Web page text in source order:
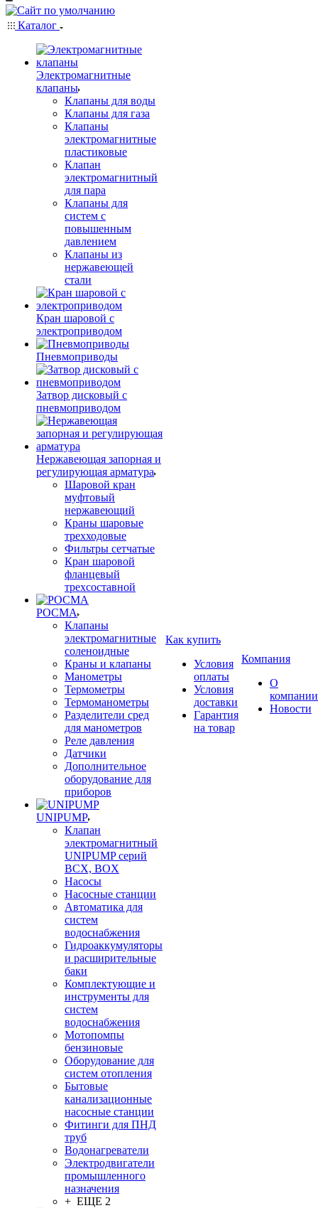
Каталог
Электромагнитные
клапаны
Клапаны для воды
Клапаны для газа
Клапаны
электромагнитные
пластиковые
Клапан
электромагнитный
для пара
Клапаны для
систем с
повышенным
давлением
Клапаны из
нержавеющей
стали
Кран шаровой с
электроприводом
Пневмоприводы
Затвор дисковый с
пневмоприводом
Нержавеющая запорная и
регулирующая арматура
Шаровой кран
муфтовый
нержавеющий
Краны шаровые
трехходовые
Фильтры сетчатые
Кран шаровой
фланцевый
трехсоставной
РОСМА
Клапаны
электромагнитные
соленоидные
Краны и клапаны
Манометры
Термометры
Термоманометры
Разделители сред
для манометров
Реле давления
Датчики
Дополнительное
оборудование для
приборов
UNIPUMP
Клапан
электромагнитный
UNIPUMP серий
BCX, BOX
Насосы
Насосные станции
Автоматика для
систем
водоснабжения
Гидроаккумуляторы
и расширительные
баки
Комплектующие и
инструменты для
систем
водоснабжения
Мотопомпы
бензиновые
Оборудование для
систем отопления
Бытовые
канализационные
насосные станции
Фитинги для ПНД
труб
Водонагреватели
Электродвигатели
промышленного
назначения
+ ЕЩЕ 2
Как купить
Условия
оплаты
Условия
доставки
Гарантия
на товар
Компания
О
компании
Новости